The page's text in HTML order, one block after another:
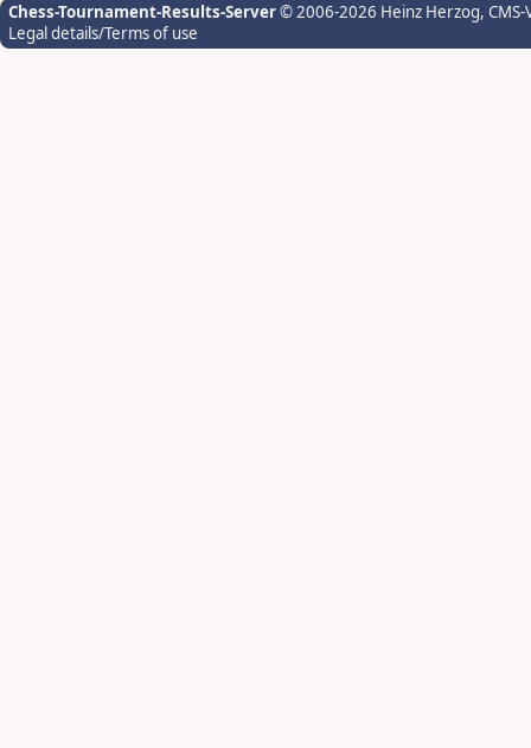
Chess-Tournament-Results-Server© 2006-2026 Heinz Herzog,
Legal details/Terms of use